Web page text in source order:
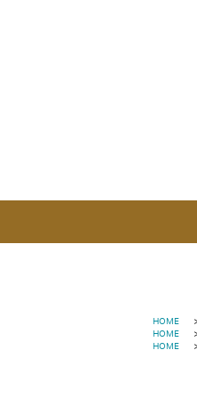
HOME
HOME
HOME